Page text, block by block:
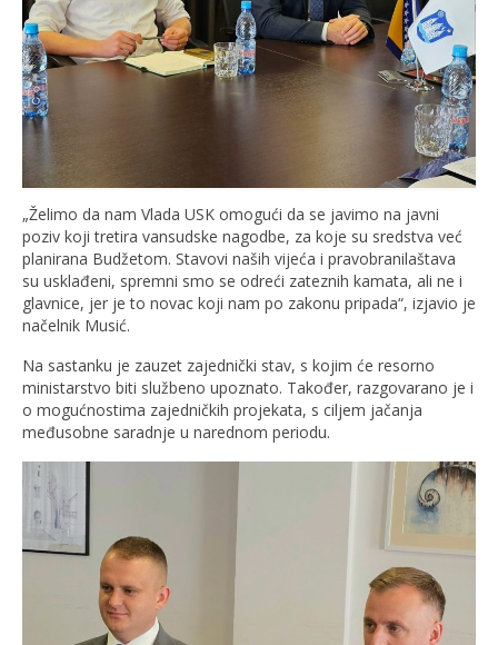
„Želimo da nam Vlada USK omogući da se javimo na javni
poziv koji tretira vansudske nagodbe, za koje su sredstva već
planirana Budžetom. Stavovi naših vijeća i pravobranilaštava
su usklađeni, spremni smo se odreći zateznih kamata, ali ne i
glavnice, jer je to novac koji nam po zakonu pripada“, izjavio je
načelnik Musić.
Na sastanku je zauzet zajednički stav, s kojim će resorno
ministarstvo biti službeno upoznato. Također, razgovarano je i
o mogućnostima zajedničkih projekata, s ciljem jačanja
međusobne saradnje u narednom periodu.